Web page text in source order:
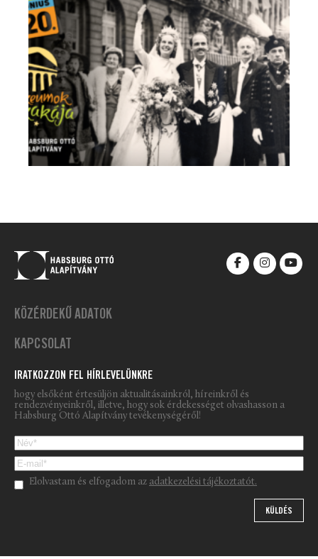
KÖZÉRDEKŰ ADATOK
KAPCSOLAT
IRATKOZZON FEL HÍRLEVELÜNKRE
hogy elsőként értesüljön aktualitásainkról, híreinkről és
rendezvényeinkről, illetve, hogy sok érdekességet olvashasson a
Habsburg Ottó Alapítvány tevékenységéről!
Please leave this field empty.
Elolvastam és elfogadom az adatkezelési tájékoztatót.